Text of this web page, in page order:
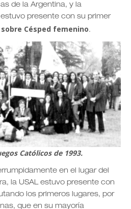
de la Argentina, y la
presente con su primer
Césped femenino.
Católicos de 1993.
en el lugar del
la USAL estuvo presente con
los primeros lugares, por
que en su mayoría